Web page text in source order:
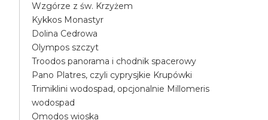
Wzgórze z św. Krzyżem
Kykkos Monastyr
Dolina Cedrowa
Olympos szczyt
Troodos panorama i chodnik spacerowy
Pano Platres, czyli cyprysjkie Krupówki
Trimiklini wodospad, opcjonalnie Millomeris
wodospad
Omodos wioska